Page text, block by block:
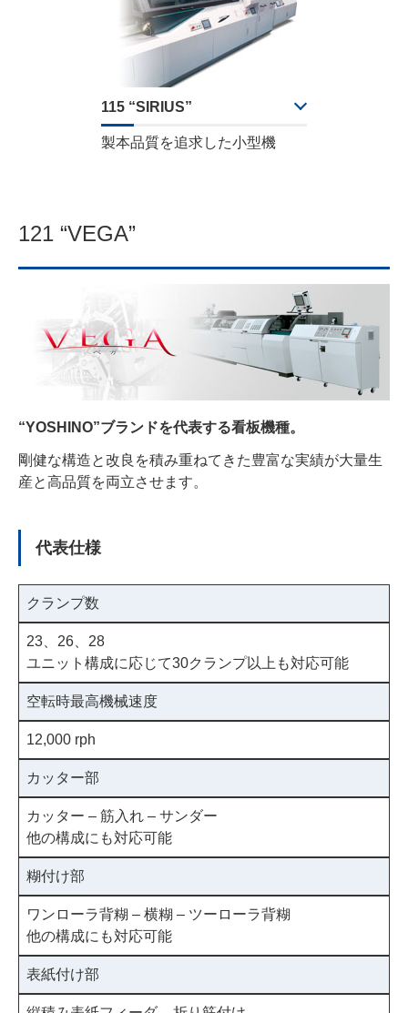
115 “SIRIUS”
製本品質を追求した小型機
121 “VEGA”
“YOSHINO”ブランドを代表する看板機種。
剛健な構造と改良を積み重ねてきた豊富な実績が大量生
産と高品質を両立させます。
代表仕様
クランプ数
23、26、28
ユニット構成に応じて30クランプ以上も対応可能
空転時最高機械速度
12,000 rph
カッター部
カッター – 筋入れ – サンダー
他の構成にも対応可能
糊付け部
ワンローラ背糊 – 横糊 – ツーローラ背糊
他の構成にも対応可能
表紙付け部